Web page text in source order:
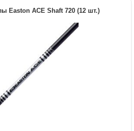
Easton ACE Shaft 720 (12 шт.)